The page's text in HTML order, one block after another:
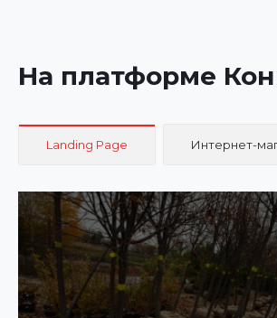
На платформе
Landing Page Интернет-